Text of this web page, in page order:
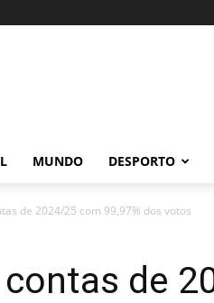
MUNDO DESPORTO
de 2024/25 com 99,97% dos votos
contas de